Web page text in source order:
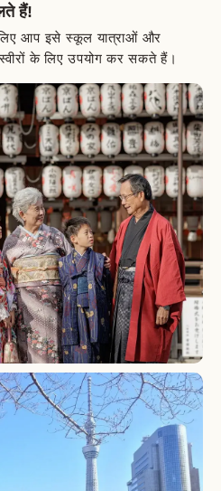
हैं!
आप इसे स्कूल यात्राओं और
के लिए उपयोग कर सकते हैं।